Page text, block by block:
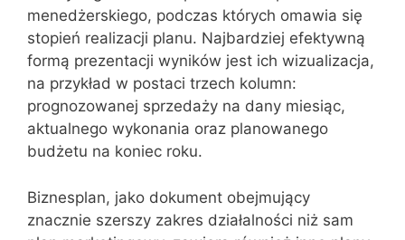
menedżerskiego, podczas których omawia się
stopień realizacji planu. Najbardziej efektywną
formą prezentacji wyników jest ich wizualizacja,
na przykład w postaci trzech kolumn:
prognozowanej sprzedaży na dany miesiąc,
aktualnego wykonania oraz planowanego
budżetu na koniec roku.
Biznesplan, jako dokument obejmujący
znacznie szerszy zakres działalności niż sam